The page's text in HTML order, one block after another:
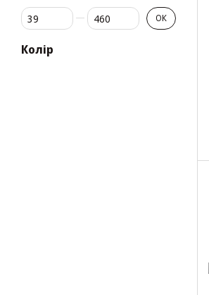
Від Ціна, грн
До Ціна, грн ОК
Колір